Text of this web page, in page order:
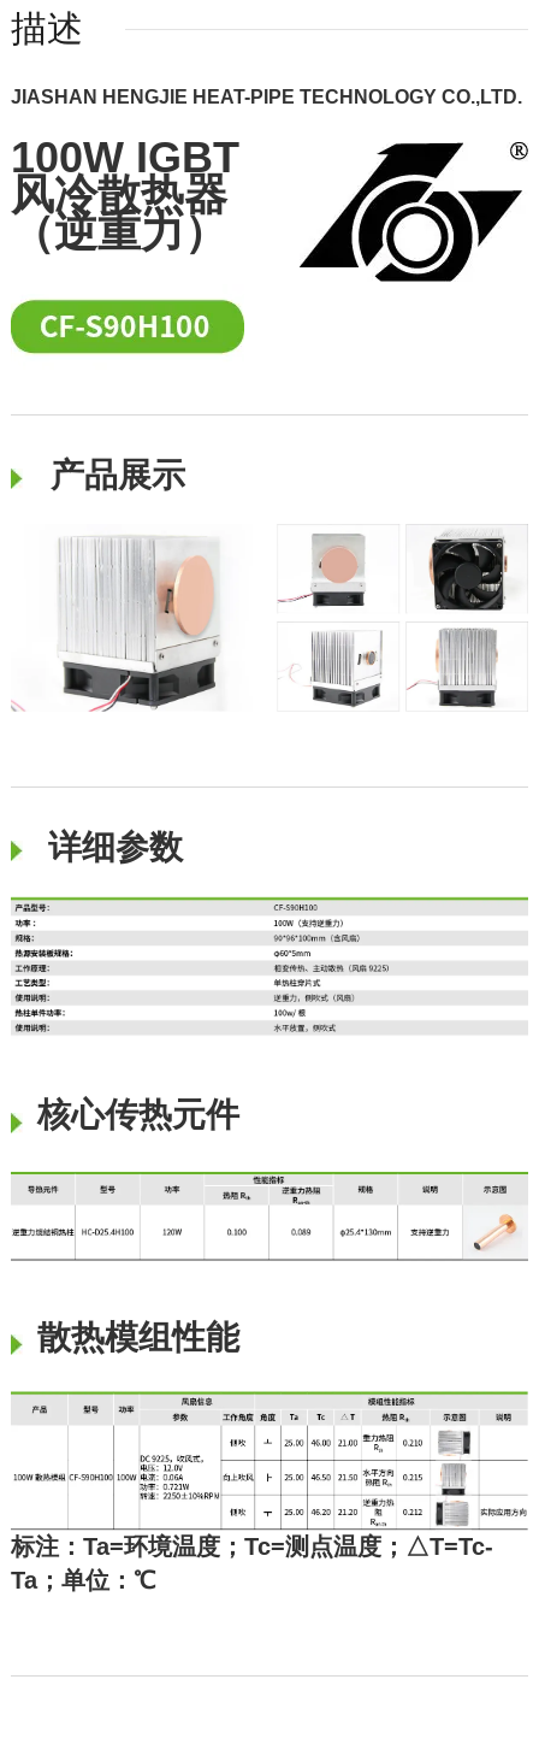
描述
JIASHAN HENGJIE HEAT-PIPE TECHNOLOGY CO.,LTD.
100W IGBT
风冷散热器
（逆重力）
产品展示
详细参数
核心传热元件
散热模组性能
标注：Ta=环境温度；Tc=测点温度；△T=Tc-
Ta；单位：℃